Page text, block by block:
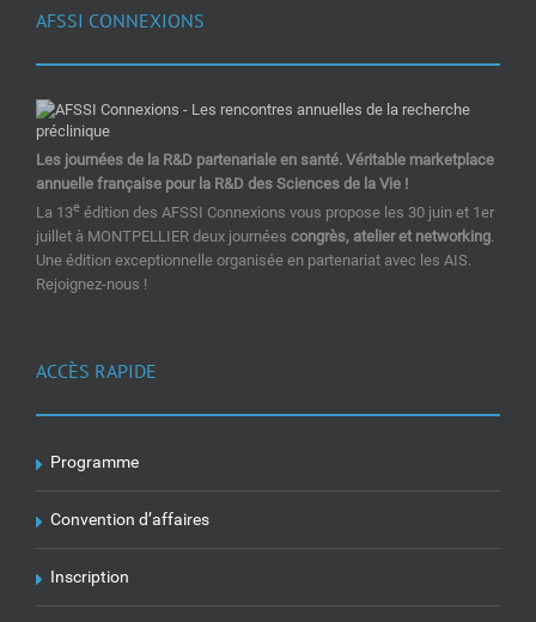
AFSSI CONNEXIONS
Les journées de la R&D partenariale en santé. Véritable marketplace
annuelle française pour la R&D des Sciences de la Vie !
La 13e édition des AFSSI Connexions vous propose les 30 juin et 1er
juillet à MONTPELLIER deux journées congrès, atelier et networking.
Une édition exceptionnelle organisée en partenariat avec les AIS.
Rejoignez-nous !
ACCÈS RAPIDE
Programme
Convention d’affaires
Inscription